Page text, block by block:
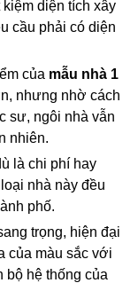
diện tích xây
cầu phải có diện
của mẫu nhà 1
nhưng nhờ cách
sư, ngôi nhà vẫn
nhiên.
là chi phí hay
nhà này đều
phố.
trọng, hiện đại
của màu sắc với
bộ hệ thống của